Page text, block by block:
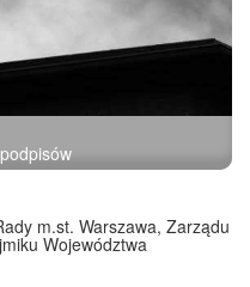
podpisów
m.st. Warszawa, Zarządu
Województwa